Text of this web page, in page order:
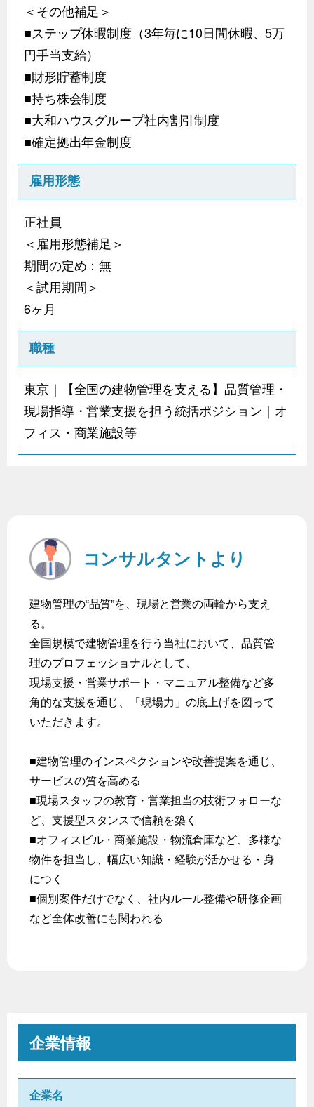
＜その他補足＞
■ステップ休暇制度（3年毎に10日間休暇、5万
円手当支給）
■財形貯蓄制度
■持ち株会制度
■大和ハウスグループ社内割引制度
■確定拠出年金制度
雇用形態
正社員
＜雇用形態補足＞
期間の定め：無
＜試用期間＞
6ヶ月
職種
東京｜【全国の建物管理を支える】品質管理・
現場指導・営業支援を担う統括ポジション｜オ
フィス・商業施設等
コンサルタントより
建物管理の“品質”を、現場と営業の両輪から支え
る。
全国規模で建物管理を行う当社において、品質管
理のプロフェッショナルとして、
現場支援・営業サポート・マニュアル整備など多
角的な支援を通じ、「現場力」の底上げを図って
いただきます。
■建物管理のインスペクションや改善提案を通じ、
サービスの質を高める
■現場スタッフの教育・営業担当の技術フォローな
ど、支援型スタンスで信頼を築く
■オフィスビル・商業施設・物流倉庫など、多様な
物件を担当し、幅広い知識・経験が活かせる・身
につく
■個別案件だけでなく、社内ルール整備や研修企画
など全体改善にも関われる
企業情報
企業名